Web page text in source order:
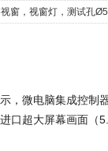
窗，视窗灯，测试孔
，微电脑集成控制
口超大屏幕画面